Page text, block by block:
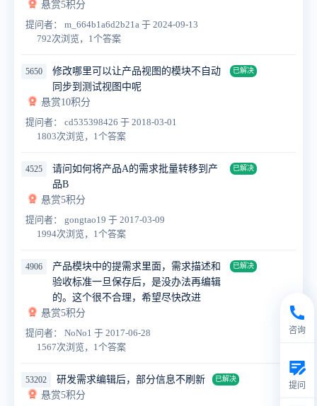
悬赏5积分
提问者： m_664b1a6d2b21a 于 2024-09-13
792次浏览，1个答案
5650
修改哪里可以让产品视图的模块不自动
同步到测试视图中呢
已解决
悬赏10积分
提问者： cd535398426 于 2018-03-01
1803次浏览，1个答案
4525
请问如何将产品A的需求批量转移到产
品B
已解决
悬赏5积分
提问者： gongtao19 于 2017-03-09
1994次浏览，1个答案
4906
产品模块中的提需求里面，需求描述和
验收标准一旦保存后，是没办法再编辑
的。这个很不合理，希望尽快改进
已解决
悬赏5积分
提问者： NoNo1 于 2017-06-28
1567次浏览，1个答案
53202 研发需求编辑后，部分信息不刷新 已解决
悬赏5积分
咨询
提问